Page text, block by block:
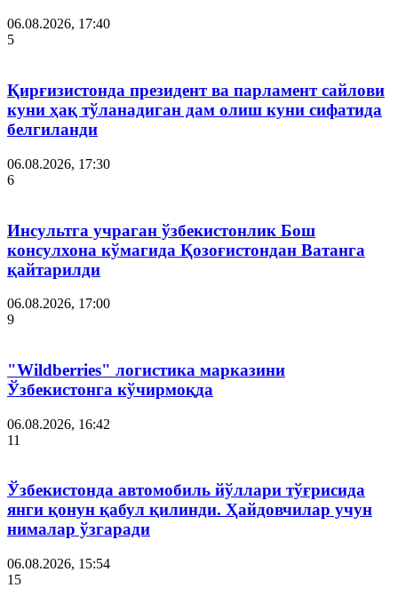
06.08.2026, 17:40
5
Қирғизистонда президент ва парламент сайлови
куни ҳақ тўланадиган дам олиш куни сифатида
белгиланди
06.08.2026, 17:30
6
Инсультга учраган ўзбекистонлик Бош
консулхона кўмагида Қозоғистондан Ватанга
қайтарилди
06.08.2026, 17:00
9
"Wildberries" логистика марказини
Ўзбекистонга кўчирмоқда
06.08.2026, 16:42
11
Ўзбекистонда автомобиль йўллари тўғрисида
янги қонун қабул қилинди. Ҳайдовчилар учун
нималар ўзгаради
06.08.2026, 15:54
15